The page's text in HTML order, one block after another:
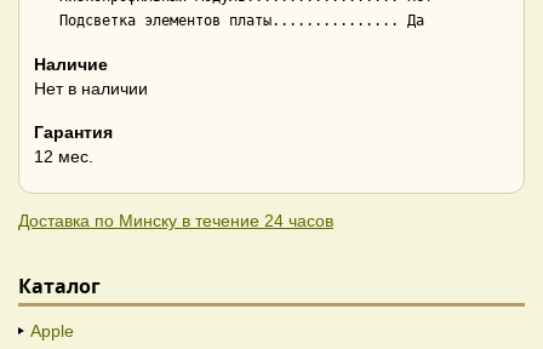
Наличие
Нет в наличии
Гарантия
12 мес.
Доставка по Минску в течение 24 часов
Каталог
Apple